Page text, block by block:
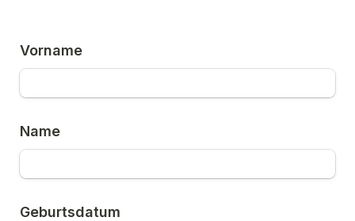
Vorname
Name
Geburtsdatum